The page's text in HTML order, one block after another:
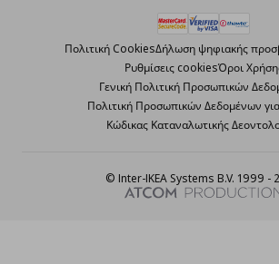
Πολιτική CookiesΔήλωση ψηφιακής
Ρυθμίσεις cookiesΌροι
Γενική Πολιτική Προσωπικών
Πολιτική Προσωπικών Δεδομένων
Κώδικας Καταναλωτικής
© Inter-IKEA Systems B.V. 1999 -